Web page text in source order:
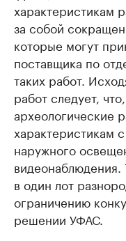
характеристикам
за собой
которые могут
поставщика по
таких работ.
работ следует,
археологические
характеристикам
наружного
в один лот
ограничению
решении УФАС.